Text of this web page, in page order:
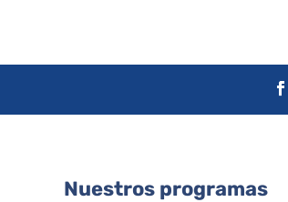
Nuestros programas